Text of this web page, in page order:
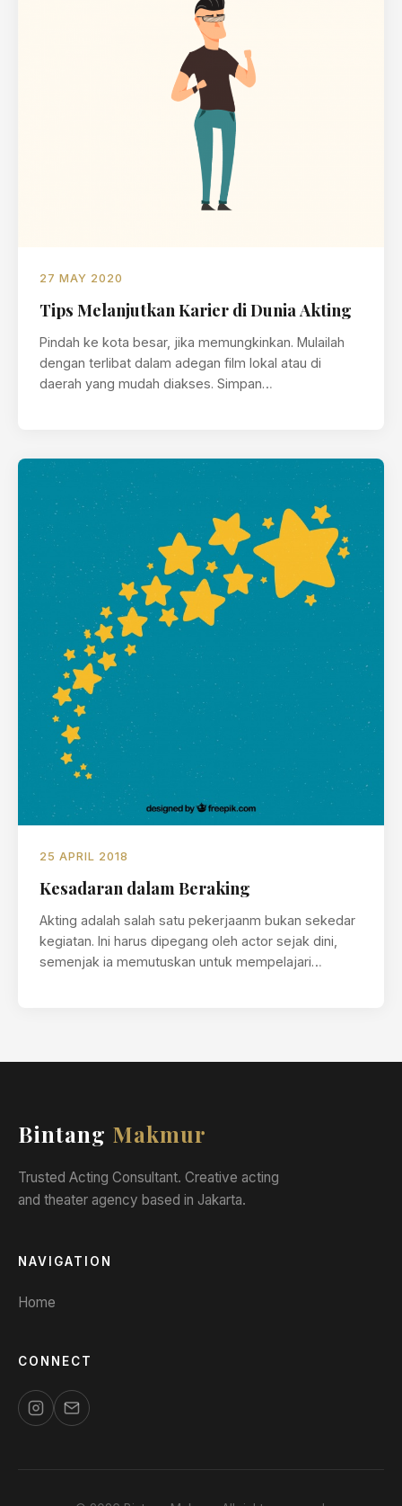
27 MAY 2020
Tips Melanjutkan Karier di Dunia Akting
Pindah ke kota besar, jika memungkinkan. Mulailah
dengan terlibat dalam adegan film lokal atau di
daerah yang mudah diakses. Simpan…
25 APRIL 2018
Kesadaran dalam Beraking
Akting adalah salah satu pekerjaanm bukan sekedar
kegiatan. Ini harus dipegang oleh actor sejak dini,
semenjak ia memutuskan untuk mempelajari…
Bintang Makmur
Trusted Acting Consultant. Creative acting
and theater agency based in Jakarta.
NAVIGATION
Home
CONNECT